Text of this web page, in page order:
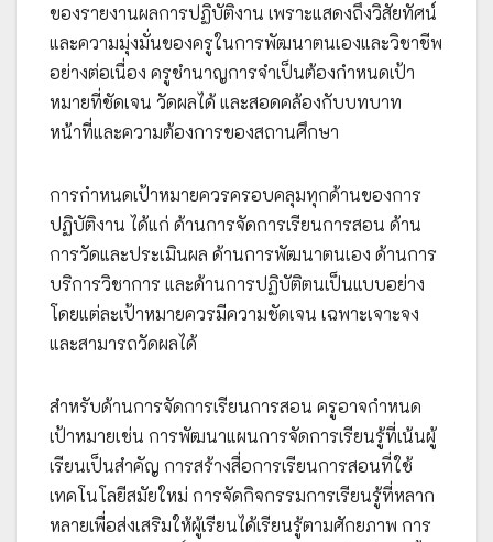
ของรายงานผลการปฏิบัติงาน เพราะแสดงถึงวิสัยทัศน์
และความมุ่งมั่นของครูในการพัฒนาตนเองและวิชาชีพ
อย่างต่อเนื่อง ครูชำนาญการจำเป็นต้องกำหนดเป้า
หมายที่ชัดเจน วัดผลได้ และสอดคล้องกับบทบาท
หน้าที่และความต้องการของสถานศึกษา
การกำหนดเป้าหมายควรครอบคลุมทุกด้านของการ
ปฏิบัติงาน ได้แก่ ด้านการจัดการเรียนการสอน ด้าน
การวัดและประเมินผล ด้านการพัฒนาตนเอง ด้านการ
บริการวิชาการ และด้านการปฏิบัติตนเป็นแบบอย่าง
โดยแต่ละเป้าหมายควรมีความชัดเจน เฉพาะเจาะจง
และสามารถวัดผลได้
สำหรับด้านการจัดการเรียนการสอน ครูอาจกำหนด
เป้าหมายเช่น การพัฒนาแผนการจัดการเรียนรู้ที่เน้นผู้
เรียนเป็นสำคัญ การสร้างสื่อการเรียนการสอนที่ใช้
เทคโนโลยีสมัยใหม่ การจัดกิจกรรมการเรียนรู้ที่หลาก
หลายเพื่อส่งเสริมให้ผู้เรียนได้เรียนรู้ตามศักยภาพ การ